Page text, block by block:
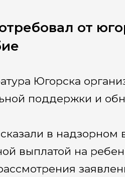
от
Югорска
поддержки и
в надзорном
выплатой на